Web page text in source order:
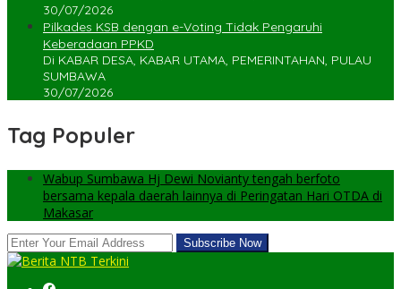
30/07/2026
Pilkades KSB dengan e-Voting Tidak Pengaruhi
Keberadaan PPKD
Di KABAR DESA, KABAR UTAMA, PEMERINTAHAN, PULAU
SUMBAWA
30/07/2026
Tag Populer
Wabup Sumbawa Hj Dewi Novianty tengah berfoto
bersama kepala daerah lainnya di Peringatan Hari OTDA di
Makasar